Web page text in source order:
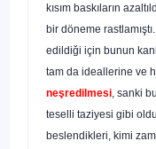
kısım baskıların
bir döneme
edildiği için bunun
tam da ideallerine ve
neşredilmesi , sanki
teselli taziyesi gibi
beslendikleri, kimi